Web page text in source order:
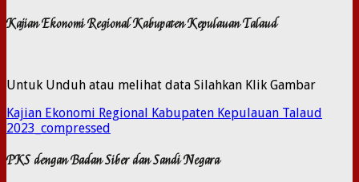
Kajian Ekonomi Regional Kabupaten Kepulauan Talaud
Untuk Unduh atau melihat data Silahkan Klik Gambar
Kajian Ekonomi Regional Kabupaten Kepulauan Talaud
2023_compressed
PKS dengan Badan Siber dan Sandi Negara